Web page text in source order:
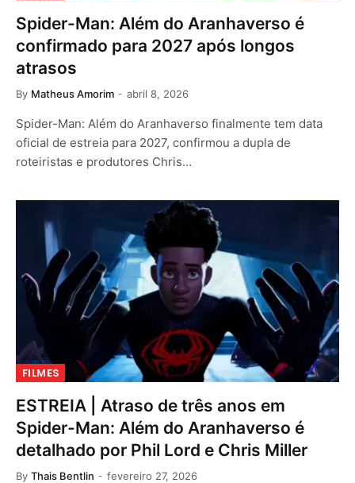
Spider-Man: Além do Aranhaverso é
confirmado para 2027 após longos
atrasos
By Matheus Amorim abril 8, 2026
Spider-Man: Além do Aranhaverso finalmente tem data
oficial de estreia para 2027, confirmou a dupla de
roteiristas e produtores Chris…
FILMES
ESTREIA | Atraso de três anos em
Spider-Man: Além do Aranhaverso é
detalhado por Phil Lord e Chris Miller
By Thais Bentlin fevereiro 27, 2026